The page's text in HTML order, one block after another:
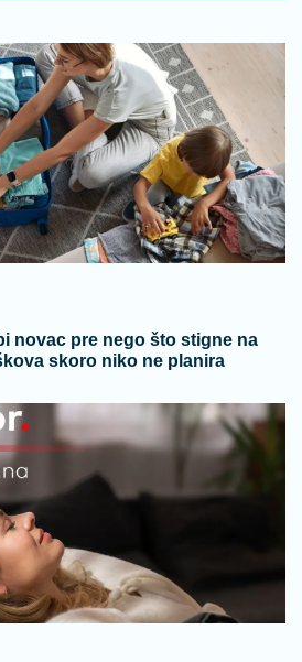
novac pre nego što stigne na
skoro niko ne planira